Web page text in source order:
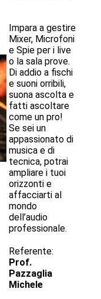
Impara a gestire
Mixer, Microfoni
e Spie per i live
o la sala prove.
Di addio a fischi
e suoni orribili,
suona ascolta e
fatti ascoltare
come un pro!
Se sei un
appassionato di
musica e di
tecnica, potrai
ampliare i tuoi
orizzonti e
affacciarti al
mondo
dell’audio
professionale.
Referente:
Prof.
Pazzaglia
Michele